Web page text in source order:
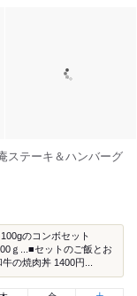
ステーキ＆ハンバーグ
のコンボセット
ｇ...■セットのご飯とお
の焼肉丼 1400円...